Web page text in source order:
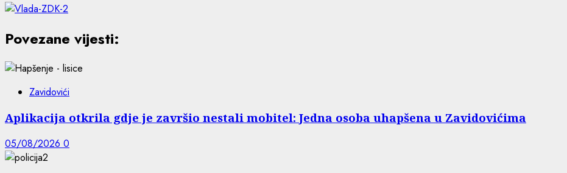
Povezane vijesti:
Zavidovići
Aplikacija otkrila gdje je završio nestali mobitel: Jedna osoba uhapšena u Zavidovićima
05/08/2026 0